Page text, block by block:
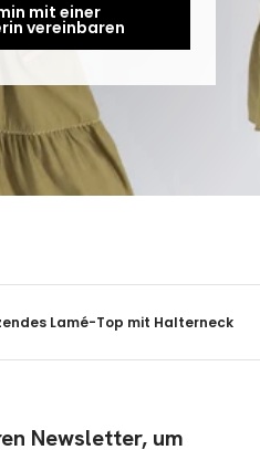
mit einer
vereinbaren
Lamé-Top mit Halterneck
Newsletter, um